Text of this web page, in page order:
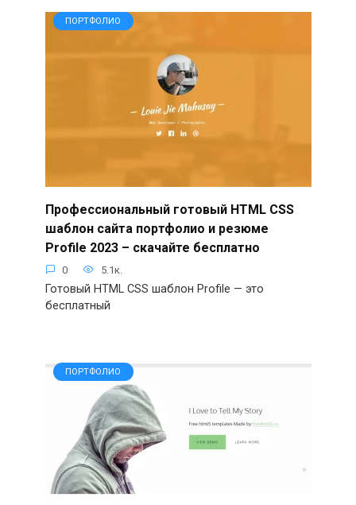
ПОРТФОЛИО
Профессиональный готовый HTML CSS
шаблон сайта портфолио и резюме
Profile 2023 – скачайте бесплатно
0 5.1к.
Готовый HTML CSS шаблон Profile — это
бесплатный
ПОРТФОЛИО